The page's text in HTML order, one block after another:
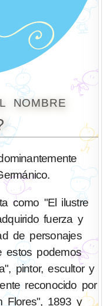
nombre
como "El ilustre
fuerza y
de personajes
estos podemos
pintor, escultor y
reconocido por
Flores", 1893 y